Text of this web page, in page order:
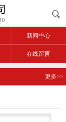
新闻中心
在线留言
更多>>